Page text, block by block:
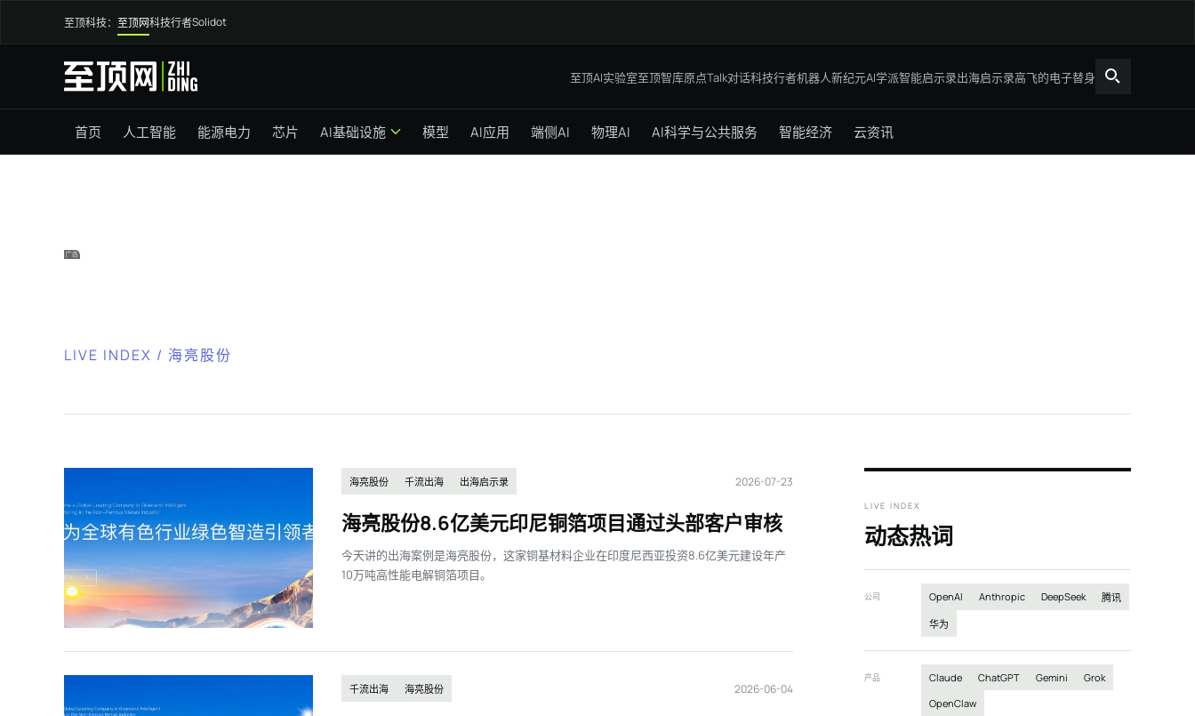
至顶科技： 至顶网科技行者Solidot
至顶AI实验室至顶智库原点Talk对话科技行者机器人新纪元AI学派智能启示录出海启示录高飞的电子替身
首页 人工智能 能源电力 芯片 AI基础设施 模型 AI应用 端侧AI 物理AI AI科学与公共服务 智能经济 云资讯
LIVE INDEX / 海亮股份
海亮股份 千流出海 出海启示录 2026-07-23
海亮股份8.6亿美元印尼铜箔项目通过头部客户审核
今天讲的出海案例是海亮股份，这家铜基材料企业在印度尼西亚投资8.6亿美元建设年产
10万吨高性能电解铜箔项目。
千流出海 海亮股份 2026-06-04
LIVE INDEX
动态热词
公司 OpenAI Anthropic DeepSeek
腾讯
华为
产品 Claude ChatGPT Gemini
Grok
OpenClaw